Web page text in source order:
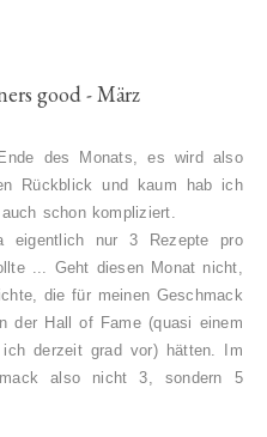
good - März
des Monats, es wird also
Rückblick und kaum hab ich
schon kompliziert.
eigentlich nur 3 Rezepte pro
... Geht diesen Monat nicht,
die für meinen Geschmack
der Hall of Fame (quasi einem
derzeit grad vor) hätten.
Im
also nicht 3, sondern 5